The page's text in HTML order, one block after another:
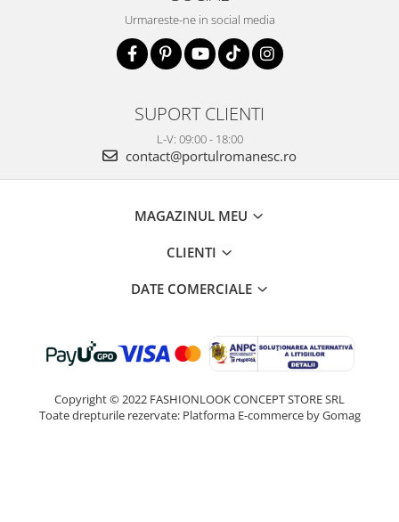
Urmareste-ne in social media
SUPORT CLIENTI
L-V: 09:00 - 18:00
contact@portulromanesc.ro
MAGAZINUL MEU
CLIENTI
DATE COMERCIALE
Copyright © 2022 FASHIONLOOK CONCEPT STORE SRL
Toate drepturile rezervate: Platforma E-commerce by Gomag